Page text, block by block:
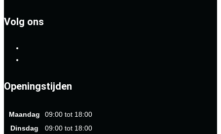
Volg ons
Openingstijden
Maandag
09:00 tot 18:00
Dinsdag
09:00 tot 18:00